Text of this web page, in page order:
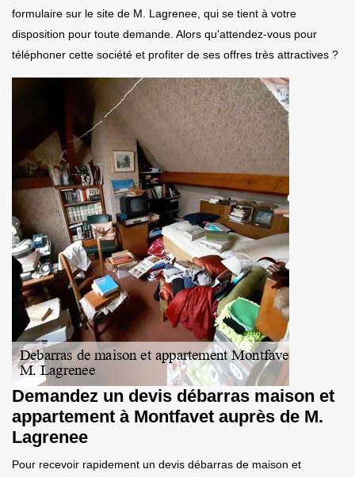
formulaire sur le site de M. Lagrenee, qui se tient à votre
disposition pour toute demande. Alors qu'attendez-vous pour
téléphoner cette société et profiter de ses offres très attractives ?
Demandez un devis débarras maison et
appartement à Montfavet auprès de M.
Lagrenee
Pour recevoir rapidement un devis débarras de maison et